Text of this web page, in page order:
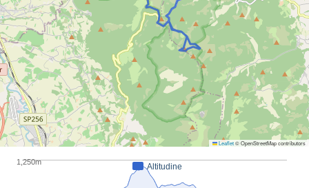
Note:
BC
BC+ (si segnalano brevi tratti tecnici in discesa
dal km 0,5 al km 1,3)
OC+ (si segnalano brevi tratti tecnici in discesa
che richiedono particolare attenzione o di
portare la bici a mano, nello specifico al km 6,8 e
al km 29,3)
Leaflet© OpenStreetMap contributors
Altitudine
1,250m